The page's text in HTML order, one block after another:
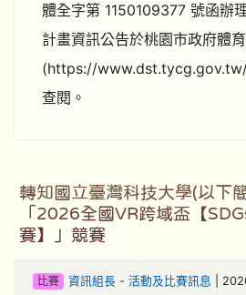
體全字第 1150109377 號函辦
計畫資訊公告於桃園市政府體
(https://
查閱。
轉知國立臺灣科技大學(以下
「2026全國VR跨域盃【
賽】」競賽
比賽 資訊組長- 活動及比賽訊息 |